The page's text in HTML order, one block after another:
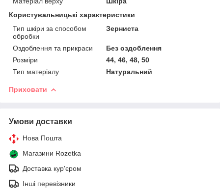
Користувальницькі характеристики
Тип шкіри за способом
обробки
Зерниста
Оздоблення та прикраси
Без оздоблення
Розміри
44, 46, 48, 50
Тип матеріалу
Натуральний
Приховати
Умови доставки
Нова Пошта
Магазини Rozetka
Доставка кур'єром
Інші перевізники